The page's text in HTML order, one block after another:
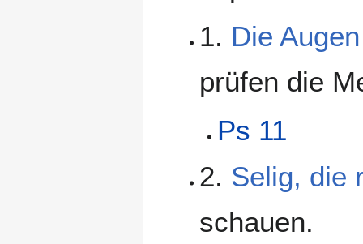
1. Die
prüfen die
Ps 11
2. Selig, die
schauen.